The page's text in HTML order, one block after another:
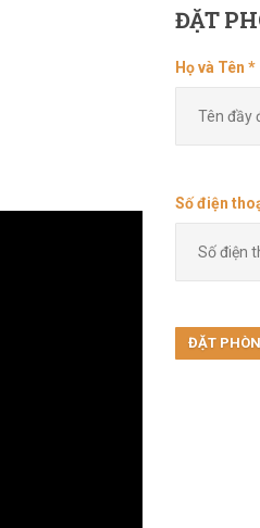
ĐẶT
Họ và Tên *
Số điện